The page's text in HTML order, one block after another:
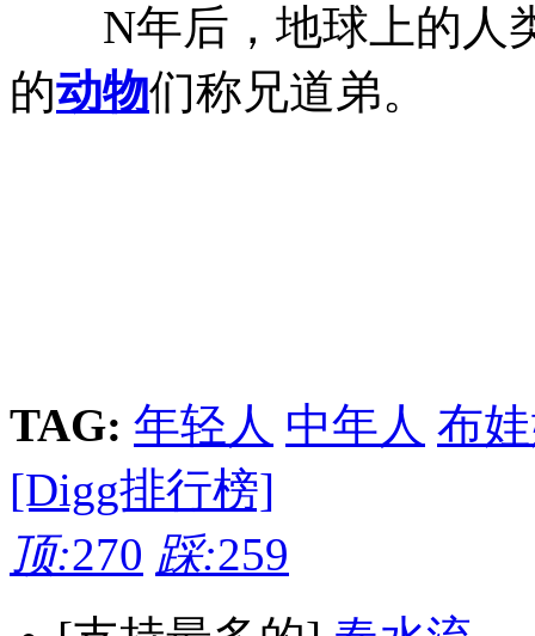
N年后，地球上的人
的动物们称兄道弟。
TAG: 年轻人 中年人 布
[Digg排行榜]
顶:270 踩:259